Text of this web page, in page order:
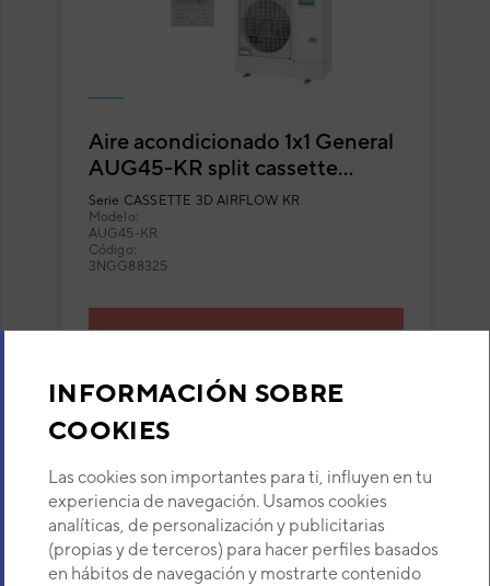
INFORMACIÓN SOBRE
COOKIES
Las cookies son importantes para ti, influyen en tu
experiencia de navegación. Usamos cookies
analíticas, de personalización y publicitarias
(propias y de terceros) para hacer perfiles basados
en hábitos de navegación y mostrarte contenido
Aire acondicionado 1x1 General
AUG45-KR split cassette
Inverter blanco con flujo
circular
Serie CASSETTE 3D AIRFLOW KR
Modelo:
AUG45-KR
Código:
3NGG88325
1 2(current)
3
Los más populares en esta categoría